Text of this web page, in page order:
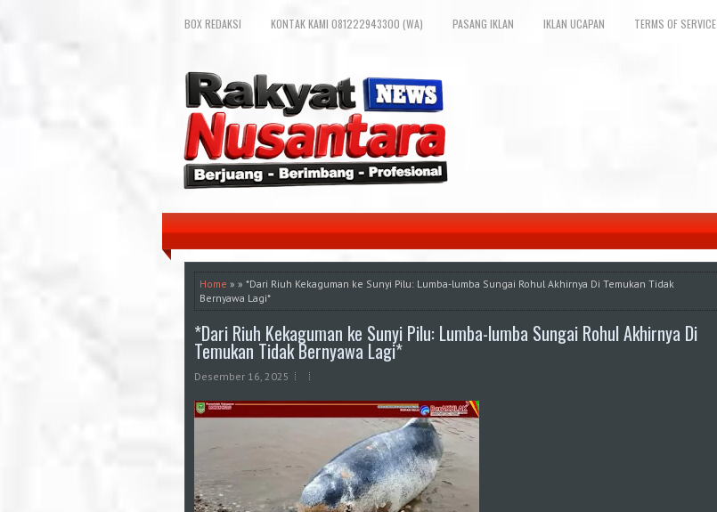
BOX REDAKSI KONTAK KAMI 081222943300 (WA) PASANG IKLAN IKLAN UCAPAN TERMS OF SERVICE
Home » » *Dari Riuh Kekaguman ke Sunyi Pilu: Lumba-lumba Sungai Rohul Akhirnya Di Temukan Tidak
Bernyawa Lagi*
*Dari Riuh Kekaguman ke Sunyi Pilu: Lumba-lumba Sungai Rohul Akhirnya Di
Temukan Tidak Bernyawa Lagi*
Desember 16, 2025